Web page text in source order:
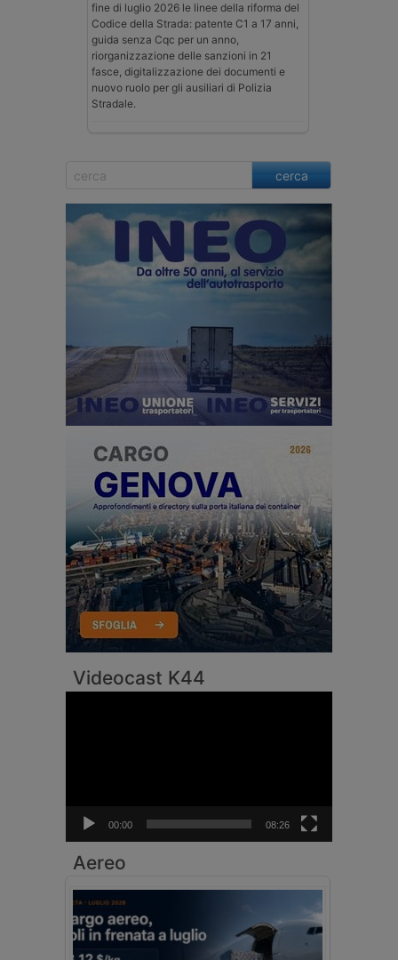
fine di luglio 2026 le linee della riforma del
Codice della Strada: patente C1 a 17 anni,
guida senza Cqc per un anno,
riorganizzazione delle sanzioni in 21
fasce, digitalizzazione dei documenti e
nuovo ruolo per gli ausiliari di Polizia
Stradale.
cerca
Videocast K44
00:00 08:26
Aereo